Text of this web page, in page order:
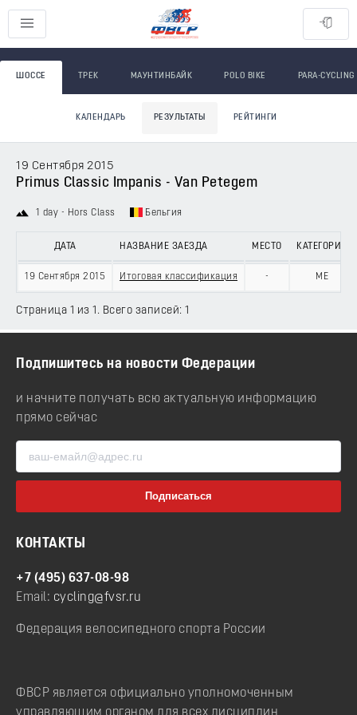
ШОССЕ ТРЕК МАУНТИНБАЙК POLO BIKE PARA-CYCLING
КАЛЕНДАРЬ РЕЗУЛЬТАТЫ РЕЙТИНГИ
19 Сентября 2015
Primus Classic Impanis - Van Petegem
1 day - Hors Class Бельгия
ДАТА НАЗВАНИЕ ЗАЕЗДА МЕСТО КАТЕГОРИЯ
19 Сентября 2015 Итоговая классификация - ME
Страница 1 из 1. Всего записей: 1
Подпишитесь на новости Федерации
и начните получать всю актуальную информацию
прямо сейчас
КОНТАКТЫ
+7 (495) 637-08-98
Email: cycling@fvsr.ru
Федерация велосипедного спорта России
ФВСР является официально уполномоченным